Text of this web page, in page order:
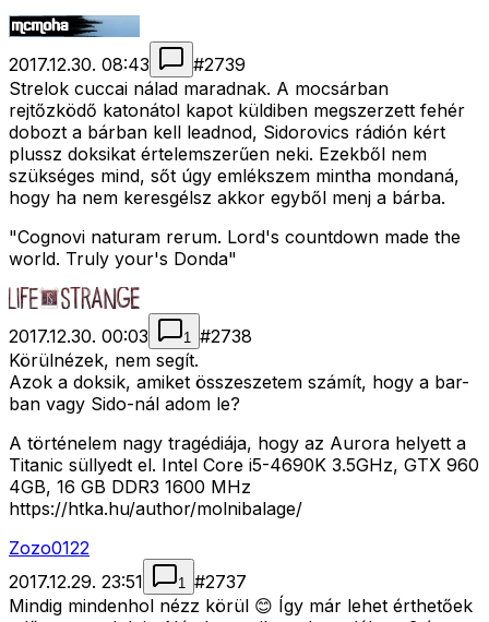
2017.12.30. 08:43 #2739
Strelok cuccai nálad maradnak. A mocsárban
rejtőzködő katonátol kapot küldiben megszerzett fehér
dobozt a bárban kell leadnod, Sidorovics rádión kért
plussz doksikat értelemszerűen neki. Ezekből nem
szükséges mind, sőt úgy emlékszem mintha mondaná,
hogy ha nem keresgélsz akkor egyből menj a bárba.
"Cognovi naturam rerum. Lord's countdown made the
world. Truly your's Donda"
2017.12.30. 00:03 1 #2738
Körülnézek, nem segít.
Azok a doksik, amiket összeszetem számít, hogy a bar-
ban vagy Sido-nál adom le?
A történelem nagy tragédiája, hogy az Aurora helyett a
Titanic süllyedt el. Intel Core i5-4690K 3.5GHz, GTX 960
4GB, 16 GB DDR3 1600 MHz
https://htka.hu/author/molnibalage/
Zozo0122
2017.12.29. 23:51
1 #2737
Mindig mindenhol nézz körül 😊 Így már lehet érthetőek